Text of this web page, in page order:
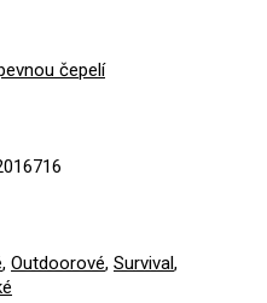
čepelí
, Outdoorové, Survival,